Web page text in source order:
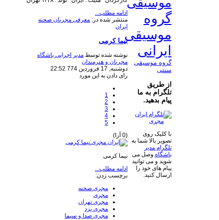
ادامه مطلب...
منتشر شده در: معرفی مجریان صحنه
ایران
نیما کرمی
نوشته شده توسط مدیر اجرایی باشگاه
مجریان و هنرمندان
دوشنبه, 17 فروردين 774 22:52
رای دادن به این مورد
1
2
3
4
5
(0 آرا)
نیما کرمی
ادامه مطلب...
برچسب زدن:
مجری صحنه
مجری
مجری تهران
مجری یزد
مجری صدا و سیما
گروه
موسیقی
ایرانی
گروه موسیقی
سنتی
از طریق
تلگرام به ما
پیام بدهید.
با کلیک روی
تصویر بالا شما به
تلگرام مدیر
باشگاه وصل می
شوید و می توانید
پیام های خود را
ارسال کنید.